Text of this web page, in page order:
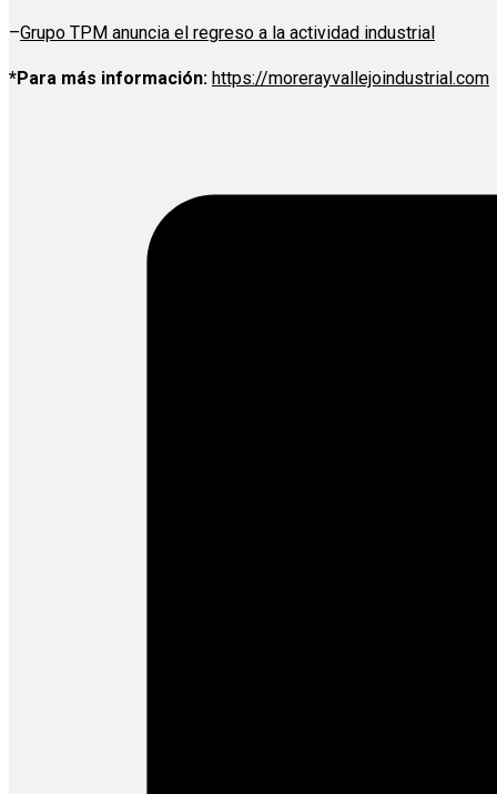
–Grupo TPM anuncia el regreso a la actividad industrial
*Para más información: https://morerayvallejoindustrial.com